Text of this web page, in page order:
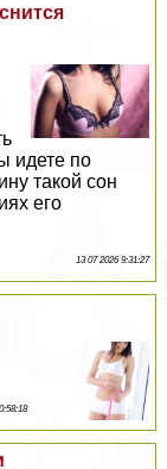
идете по
такой сон
его
13 07 2026 9:31:27